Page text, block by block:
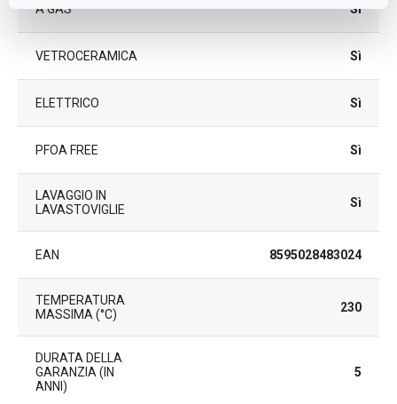
A GAS Sì
VETROCERAMICA Sì
ELETTRICO Sì
PFOA FREE Sì
LAVAGGIO IN
LAVASTOVIGLIE
Sì
EAN 8595028483024
TEMPERATURA
MASSIMA (°C)
230
DURATA DELLA
GARANZIA (IN
ANNI)
5